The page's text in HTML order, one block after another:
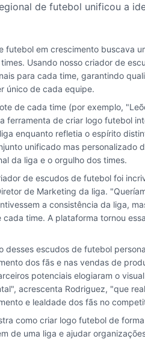
de futebol unificou a
futebol em crescimento buscava
Usando nosso criador de
para cada time, garantindo
único de cada equipe.
de cada time (por exemplo,
ferramenta de criar logo futebol
enquanto refletia o espírito
unificado mas personalizado
da liga e o orgulho dos times.
de escudos de futebol foi
de Marketing da liga.
a consistência da liga,
time. A plataforma tornou
desses escudos de futebol
dos fãs e nas vendas de
potenciais elogiaram o
acrescenta Rodriguez, "que
e lealdade dos fãs no
como criar logo futebol de
de uma liga e ajudar